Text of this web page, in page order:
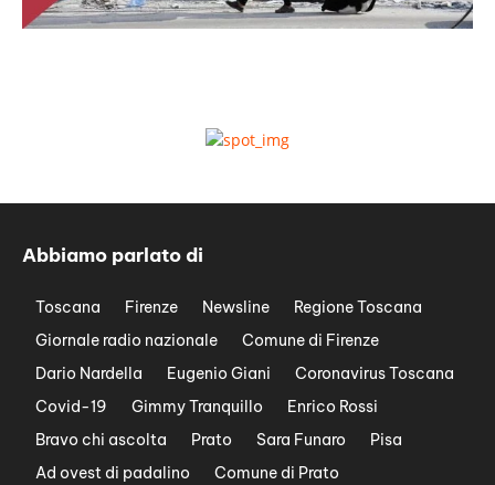
Abbiamo parlato di
Toscana Firenze Newsline
Regione Toscana
Giornale radio nazionale
Comune di Firenze
Dario Nardella
Eugenio Giani
Coronavirus Toscana
Covid-19
Gimmy Tranquillo
Enrico Rossi
Bravo chi ascolta
Prato Sara Funaro
Pisa
Ad ovest di padalino
Comune di Prato